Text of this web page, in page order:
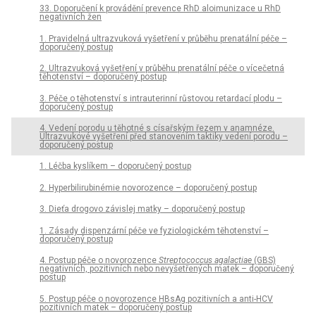
33. Doporučení k provádění prevence RhD aloimunizace u RhD
negativních žen
1. Pravidelná ultrazvuková vyšetření v průběhu prenatální péče –
doporučený postup
2. Ultrazvuková vyšetření v průběhu prenatální péče o vícečetná
těhotenství – doporučený postup
3. Péče o těhotenství s intrauterinní růstovou retardací plodu –
doporučený postup
4. Vedení porodu u těhotné s císařským řezem v anamnéze.
Ultrazvukové vyšetření před stanovením taktiky vedení porodu –
doporučený postup
1. Léčba kyslíkem – doporučený postup
2. Hyperbilirubinémie novorozence – doporučený postup
3. Dieťa drogovo závislej matky – doporučený postup
1. Zásady dispenzární péče ve fyziologickém těhotenství –
doporučený postup
4. Postup péče o novorozence Streptococcus agalactiae (GBS)
negativních, pozitivních nebo nevyšetřených matek – doporučený
postup
5. Postup péče o novorozence HBsAg pozitivních a anti-HCV
pozitivních matek – doporučený postup